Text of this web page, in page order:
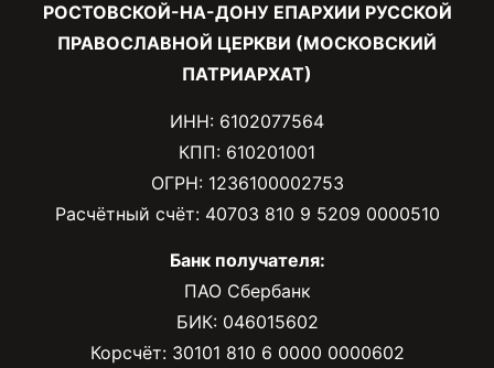
РОСТОВСКОЙ-НА-ДОНУ ЕПАРХИИ РУССКОЙ
ПРАВОСЛАВНОЙ ЦЕРКВИ (МОСКОВСКИЙ
ПАТРИАРХАТ)
ИНН: 6102077564
КПП: 610201001
ОГРН: 1236100002753
Расчётный счёт: 40703 810 9 5209 0000510
Банк получателя:
ПАО Сбербанк
БИК: 046015602
Корсчёт: 30101 810 6 0000 0000602